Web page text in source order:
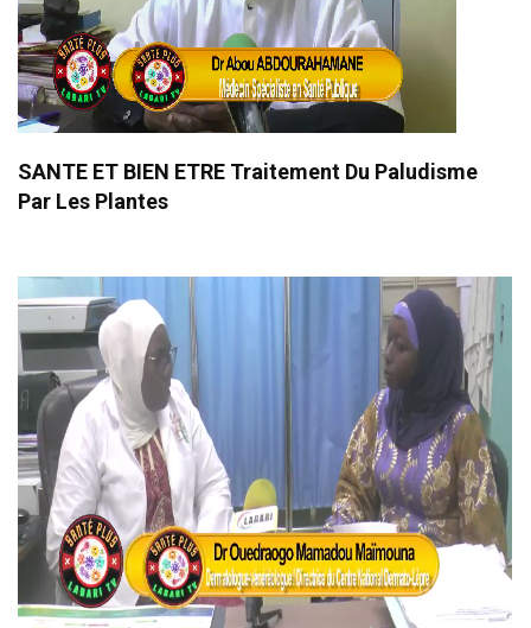
SANTE ET BIEN ETRE Traitement Du Paludisme
Par Les Plantes